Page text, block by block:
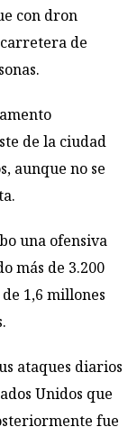
con dron
de
de la ciudad
aunque no se
una ofensiva
más de 3.200
1,6 millones
ataques diarios
Unidos que
fue